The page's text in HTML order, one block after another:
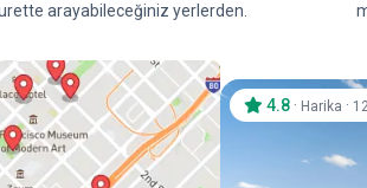
arayabileceğiniz yerlerden.
4.8 · Harika ·